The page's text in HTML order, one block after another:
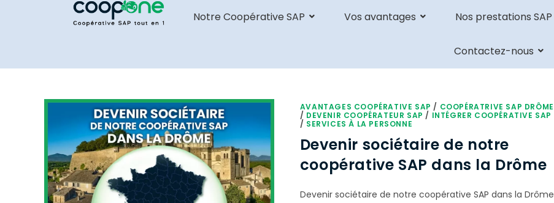
Notre Coopérative SAP Vos avantages Nos prestations SAP
Contactez-nous
AVANTAGES COOPÉRATIVE SAP / COOPÉRATRIVE SAP DRÔME
/ DEVENIR COOPÉRATEUR SAP / INTÉGRER COOPÉRATIVE SAP
/ SERVICES À LA PERSONNE
Devenir sociétaire de notre
coopérative SAP dans la Drôme
Devenir sociétaire de notre coopérative SAP dans la Drôme